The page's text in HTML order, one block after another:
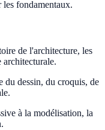
fondamentaux.
de l'architecture, les
architecturale.
du dessin, du croquis, de
à la modélisation, la